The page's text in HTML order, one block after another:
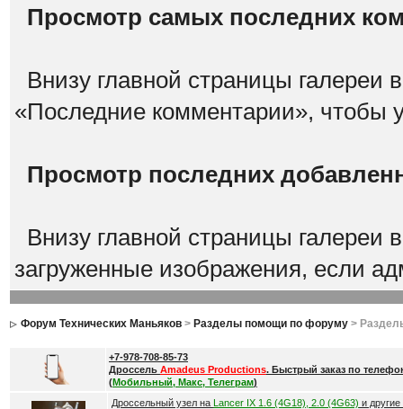
Просмотр самых последних
Внизу главной страницы галереи
«Последние комментарии», чтобы
Просмотр последних
Внизу главной страницы
загруженные изображения, если
Форум Технических Маньяков> Разделы помощи по форуму>
+7-978-708-85-73
Дроссель Amadeus Productions. Быстрый заказ по
(Мобильный, Макс, Телеграм)
Дроссельный узел на Lancer IX 1.6 (4G18), 2.0 (4G63) и